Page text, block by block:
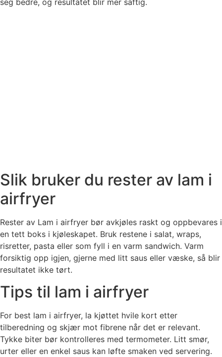
seg bedre, og resultatet blir mer saftig.
Slik bruker du rester av lam i
airfryer
Rester av Lam i airfryer bør avkjøles raskt og oppbevares i
en tett boks i kjøleskapet. Bruk restene i salat, wraps,
risretter, pasta eller som fyll i en varm sandwich. Varm
forsiktig opp igjen, gjerne med litt saus eller væske, så blir
resultatet ikke tørt.
Tips til lam i airfryer
For best lam i airfryer, la kjøttet hvile kort etter
tilberedning og skjær mot fibrene når det er relevant.
Tykke biter bør kontrolleres med termometer. Litt smør,
urter eller en enkel saus kan løfte smaken ved servering.